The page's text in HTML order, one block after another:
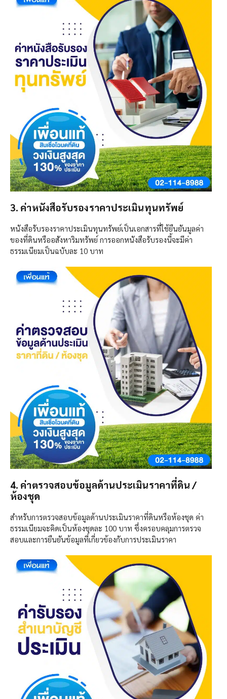
3. ค่าหนังสือรับรองราคาประเมินทุนทรัพย์
หนังสือรับรองราคาประเมินทุนทรัพย์เป็นเอกสารที่ใช้ยืนยันมูลค่า
ของที่ดินหรืออสังหาริมทรัพย์ การออกหนังสือรับรองนี้จะมีค่า
ธรรมเนียมเป็นฉบับละ 10 บาท
4. ค่าตรวจสอบข้อมูลด้านประเมินราคาที่ดิน /
ห้องชุด
สำหรับการตรวจสอบข้อมูลด้านประเมินราคาที่ดินหรือห้องชุด ค่า
ธรรมเนียมจะคิดเป็นห้องชุดละ 100 บาท ซึ่งครอบคลุมการตรวจ
สอบและการยืนยันข้อมูลที่เกี่ยวข้องกับการประเมินราคา